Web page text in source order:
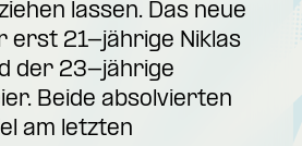
lassen. Das neue
erst 21-jährige Niklas
der 23-jährige
Beide absolvierten
am letzten